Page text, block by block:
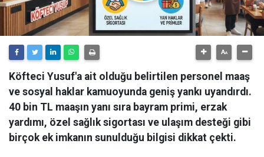
Köfteci Yusuf'a ait olduğu belirtilen personel maaş
ve sosyal haklar kamuoyunda geniş yankı uyandırdı.
40 bin TL maaşın yanı sıra bayram primi, erzak
yardımı, özel sağlık sigortası ve ulaşım desteği gibi
birçok ek imkanın sunulduğu bilgisi dikkat çekti.